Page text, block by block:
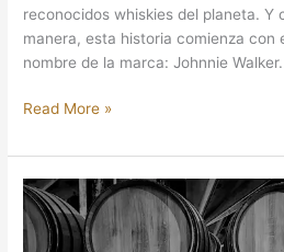
reconocidos whiskies del planeta. Y
manera, esta historia comienza con
nombre de la marca: Johnnie Walker.
Read More »
LA
BARRICA,
UNA